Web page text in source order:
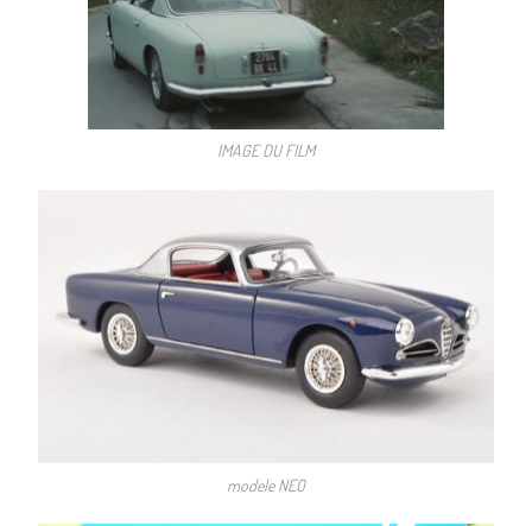
IMAGE DU FILM
modele NEO